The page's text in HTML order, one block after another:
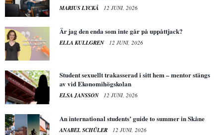
MARIUS LYCKÅ 12 JUNI, 2026
Är jag den enda som inte går på uppåttjack?
ELLA KULLGREN 12 JUNI, 2026
Student sexuellt trakasserad i sitt hem – mentor stängs
av vid Ekonomihögskolan
ELSA JANSSON 12 JUNI, 2026
An international students’ guide to summer in Skåne
ANABEL SCHÜLER 12 JUNI, 2026